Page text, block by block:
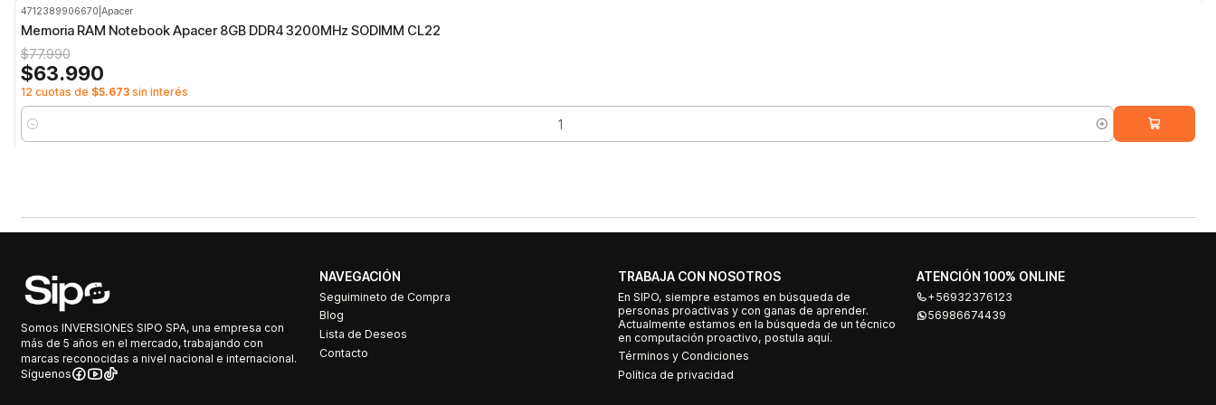
4712389906670 Apacer
Memoria RAM Notebook Apacer 8GB DDR4 3200MHz SODIMM CL22
$77.990
$63.990
12 cuotas de $5.673sin interés
Cantidad
Somos INVERSIONES SIPO SPA, una empresa con
más de 5 años en el mercado, trabajando con
marcas reconocidas a nivel nacional e internacional.
Síguenos
NAVEGACIÓN
Seguimineto de Compra
Blog
Lista de Deseos
Contacto
TRABAJA CON NOSOTROS
En SIPO, siempre estamos en búsqueda de
personas proactivas y con ganas de aprender.
Actualmente estamos en la búsqueda de un técnico
en computación proactivo, postula aquí.
Términos y Condiciones
Política de privacidad
ATENCIÓN 100% ONLINE
+56932376123
56986674439